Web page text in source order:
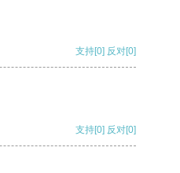
支持[0] 反对[0]
支持[0] 反对[0]